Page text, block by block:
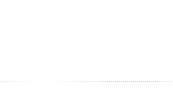
отчетностьКонтактыНовости в
капиталКонтроль и аудит